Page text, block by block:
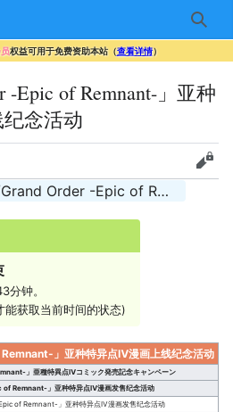
搜索
权益可用于免费资助本站（查看详情）
-Epic of Remnant-」亚种
念活动
查看
「Fate/Grand Order -Epic of Remnant-」亚种特异点Ⅳ漫画上线纪念活动
分钟。
能获取当前时间的状态)
」亚种特异点Ⅳ漫画上线纪念活动
」亜種特異点Ⅳコミック発売記念キャンペーン
of Remnant-」亚种特异点Ⅳ漫画发售纪念活动
of Remnant-」亚种特异点Ⅳ漫画发售纪念活动